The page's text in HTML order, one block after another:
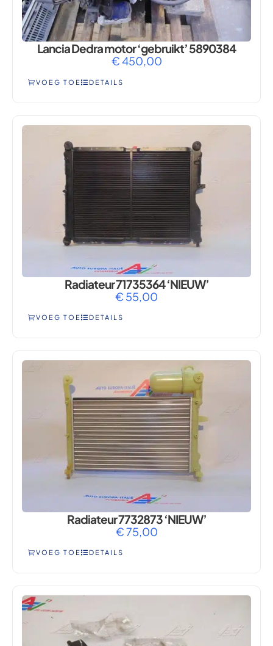
Lancia Dedra motor ‘gebruikt’ 5890384
€450,00
VOEG TOE DETAILS
Radiateur 71735364 ‘NIEUW’
€ 55,00
VOEG TOE DETAILS
Radiateur 7732873 ‘NIEUW’
€75,00
VOEG TOE DETAILS